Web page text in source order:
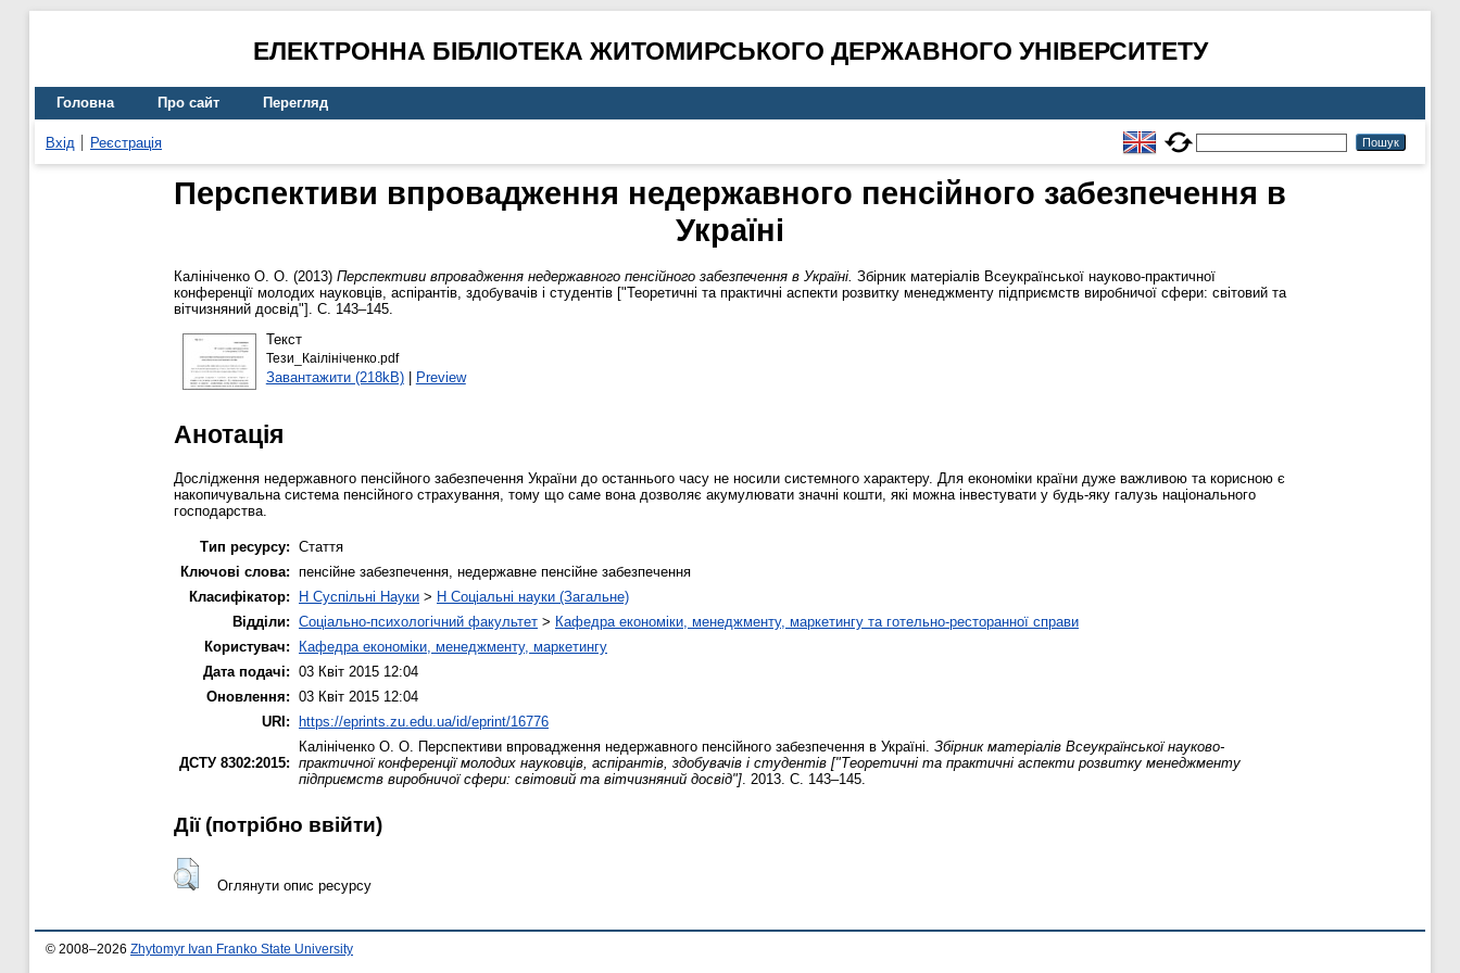
ЕЛЕКТРОННА БІБЛІОТЕКА ЖИТОМИРСЬКОГО ДЕРЖАВНОГО УНІВЕРСИТЕТУ
Головна Про сайт Перегляд
Вхід Реєстрація
Перспективи впровадження недержавного пенсійного забезпечення в
Україні
Калініченко О. О. (2013) Перспективи впровадження недержавного пенсійного забезпечення в Україні. Збірник матеріалів Всеукраїнської науково-практичної
конференції молодих науковців, аспірантів, здобувачів і студентів ["Теоретичні та практичні аспекти розвитку менеджменту підприємcтв виробничої cфери: cвітовий та
вітчизняний доcвід"]. С. 143–145.
Текст
Тези_Каілініченко.pdf
Завантажити (218kB)| Preview
Анотація
Дослідження недержавного пенсійного забезпечення України до останнього часу не носили системного характеру. Для економіки країни дуже важливою та корисною є
накопичувальна система пенсійного страхування, тому що саме вона дозволяє акумулювати значні кошти, які можна інвестувати у будь-яку галузь національного
господарства.
Тип ресурсу: Стаття
Ключові слова: пенсійне забезпечення, недержавне пенсійне забезпечення
Класифікатор:
H Суспільні Науки > H Соціальні науки (Загальне)
Відділи: Соціально-психологічний факультет > Кафедра економіки, менеджменту, маркетингу та готельно-ресторанної справи
Користувач:
Кафедра економіки, менеджменту, маркетингу
Дата подачі: 03 Квіт 2015 12:04
Оновлення: 03 Квіт 2015 12:04
URI: https://eprints.zu.edu.ua/id/eprint/16776
ДСТУ 8302:2015:
Калініченко О. О. Перспективи впровадження недержавного пенсійного забезпечення в Україні. Збірник матеріалів Всеукраїнської науково-
практичної конференції молодих науковців, аспірантів, здобувачів і студентів ["Теоретичні та практичні аспекти розвитку менеджменту
підприємcтв виробничої cфери: cвітовий та вітчизняний доcвід"] . 2013. С. 143–145.
Дії ​​(потрібно ввійти)
Оглянути опис ресурсу
© 2008–2026 Zhytomyr Ivan Franko State University